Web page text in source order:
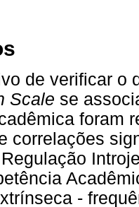
de verificar o
Scale se
foram
correlações
-